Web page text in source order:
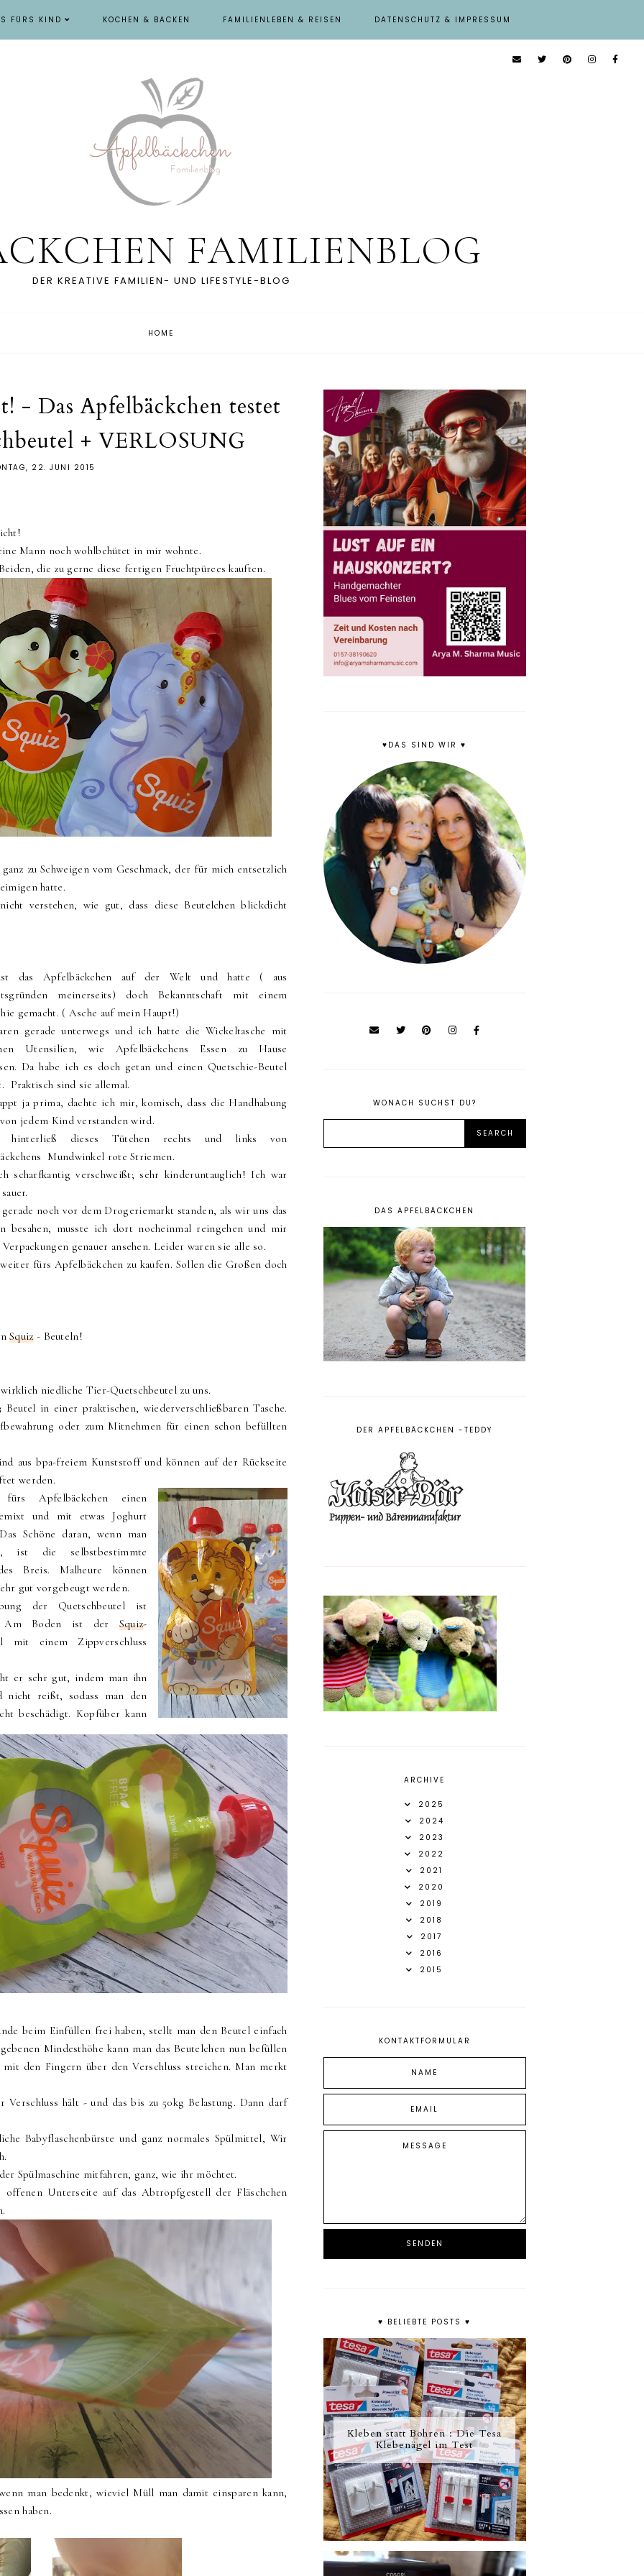
FÜRS KIND KOCHEN & BACKEN FAMILIENLEBEN & REISEN DATENSCHUTZ & IMPRESSUM
FAMILIENBLOG
DER KREATIVE FAMILIEN- UND LIFESTYLE-BLOG
HOME
- Das Apfelbäckchen testet
+ VERLOSUNG
22. JUNI 2015
Mann noch wohlbehütet in mir wohnte.
die zu gerne diese fertigen Fruchtpürees kauften.
zu Schweigen vom Geschmack, der für mich entsetzlich
hatte.
verstehen, wie gut, dass diese Beutelchen blickdicht
das Apfelbäckchen auf der Welt und hatte ( aus
meinerseits) doch Bekanntschaft mit einem
gemacht. ( Asche auf mein Haupt!)
gerade unterwegs und ich hatte die Wickeltasche mit
Utensilien, wie Apfelbäckchens Essen zu Hause
Da habe ich es doch getan und einen Quetschie-Beutel
Praktisch sind sie allemal.
ja prima, dachte ich mir, komisch, dass die Handhabung
jedem Kind verstanden wird.
hinterließ dieses Tütchen rechts und links von
Mundwinkel rote Striemen.
scharfkantig verschweißt; sehr kinderuntauglich! Ich war
noch vor dem Drogeriemarkt standen, als wir uns das
besahen, musste ich dort nocheinmal reingehen und mir
Verpackungen genauer ansehen. Leider waren sie alle so.
fürs Apfelbäckchen zu kaufen. Sollen die Großen doch
Squiz- Beuteln!
niedliche Tier-Quetschbeutel zu uns.
in einer praktischen, wiederverschließbaren Tasche.
oder zum Mitnehmen für einen schon befüllten
aus bpa-freiem Kunststoff und können auf der Rückseite
werden.
Apfelbäckchen einen
und mit etwas Joghurt
Schöne daran, wenn man
ist die selbstbestimmte
Breis. Malheure können
gut vorgebeugt werden.
der Quetschbeutel ist
Am Boden ist der Squiz-
mit einem Zippverschluss
er sehr gut, indem man ihn
nicht reißt, sodass man den
beschädigt. Kopfüber kann
beim Einfüllen frei haben, stellt man den Beutel einfach
Mindesthöhe kann man das Beutelchen nun befüllen
den Fingern über den Verschluss streichen. Man merkt
Verschluss hält - und das bis zu 50kg Belastung. Dann darf
Babyflaschenbürste und ganz normales Spülmittel, Wir
Spülmaschine mitfahren, ganz, wie ihr möchtet.
Unterseite auf das Abtropfgestell der Fläschchen
man bedenkt, wieviel Müll man damit einsparen kann,
haben.
♥DAS SIND WIR ♥
WONACH SUCHST DU?
DAS APFELBÄCKCHEN
DER APFELBÄCKCHEN -TEDDY
ARCHIVE
2025
2024
2023
2022
2021
2020
2019
2018
2017
2016
2015
KONTAKTFORMULAR
♥ BELIEBTE POSTS ♥
Kleben statt Bohren : Die Tesa
Klebenägel im Test